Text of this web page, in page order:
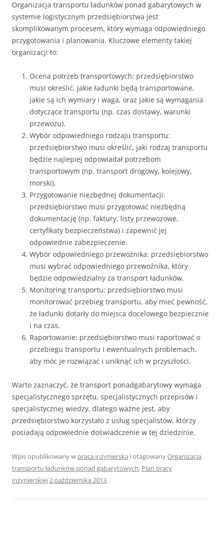
Organizacja transportu ładunków ponad gabarytowych w
systemie logistycznym przedsiębiorstwa jest
skomplikowanym procesem, który wymaga odpowiedniego
przygotowania i planowania. Kluczowe elementy takiej
organizacji to:
Ocena potrzeb transportowych: przedsiębiorstwo
musi określić, jakie ładunki będą transportowane,
jakie są ich wymiary i waga, oraz jakie są wymagania
dotyczące transportu (np. czas dostawy, warunki
przewozu).
Wybór odpowiedniego rodzaju transportu:
przedsiębiorstwo musi określić, jaki rodzaj transportu
będzie najlepiej odpowiadał potrzebom
transportowym (np. transport drogowy, kolejowy,
morski).
Przygotowanie niezbędnej dokumentacji:
przedsiębiorstwo musi przygotować niezbędną
dokumentację (np. faktury, listy przewozowe,
certyfikaty bezpieczeństwa) i zapewnić jej
odpowiednie zabezpieczenie.
Wybór odpowiedniego przewoźnika: przedsiębiorstwo
musi wybrać odpowiedniego przewoźnika, który
będzie odpowiedzialny za transport ładunków.
Monitoring transportu: przedsiębiorstwo musi
monitorować przebieg transportu, aby mieć pewność,
że ładunki dotarły do miejsca docelowego bezpiecznie
i na czas.
Raportowanie: przedsiębiorstwo musi raportować o
przebiegu transportu i ewentualnych problemach,
aby móc je rozwiązać i uniknąć ich w przyszłości.
Warto zaznaczyć, że transport ponadgabarytowy wymaga
specjalistycznego sprzętu, specjalistycznych przepisów i
specjalistycznej wiedzy, dlatego ważne jest, aby
przedsiębiorstwo korzystało z usług specjalistów, którzy
posiadają odpowiednie doświadczenie w tej dziedzinie.
Wpis opublikowany w praca inżynierska i otagowanyOrganizacja
transportu ładunków ponad gabarytowych, Plan pracy
inżynierskiej2 października 2013.